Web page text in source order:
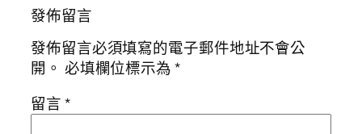
發佈留言
發佈留言必須填寫的電子郵件地址不會公
開。 必填欄位標示為*
留言*